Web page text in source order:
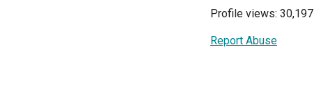
Profile views: 30,197
Report Abuse